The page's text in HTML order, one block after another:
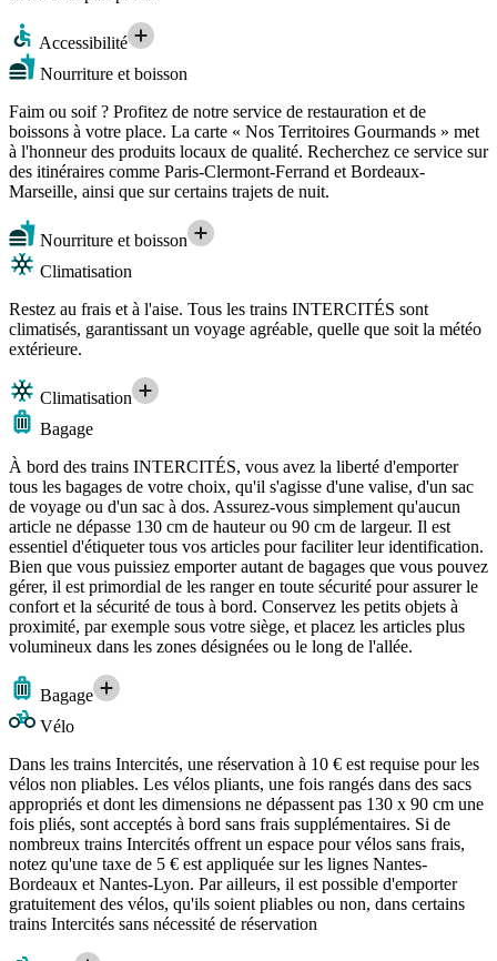
Accessibilité
Nourriture et boisson
Faim ou soif ? Profitez de notre service de restauration et de
boissons à votre place. La carte « Nos Territoires Gourmands » met
à l'honneur des produits locaux de qualité. Recherchez ce service sur
des itinéraires comme Paris-Clermont-Ferrand et Bordeaux-
Marseille, ainsi que sur certains trajets de nuit.
Nourriture et boisson
Climatisation
Restez au frais et à l'aise. Tous les trains INTERCITÉS sont
climatisés, garantissant un voyage agréable, quelle que soit la météo
extérieure.
Climatisation
Bagage
À bord des trains INTERCITÉS, vous avez la liberté d'emporter
tous les bagages de votre choix, qu'il s'agisse d'une valise, d'un sac
de voyage ou d'un sac à dos. Assurez-vous simplement qu'aucun
article ne dépasse 130 cm de hauteur ou 90 cm de largeur. Il est
essentiel d'étiqueter tous vos articles pour faciliter leur identification.
Bien que vous puissiez emporter autant de bagages que vous pouvez
gérer, il est primordial de les ranger en toute sécurité pour assurer le
confort et la sécurité de tous à bord. Conservez les petits objets à
proximité, par exemple sous votre siège, et placez les articles plus
volumineux dans les zones désignées ou le long de l'allée.
Bagage
Vélo
Dans les trains Intercités, une réservation à 10 € est requise pour les
vélos non pliables. Les vélos pliants, une fois rangés dans des sacs
appropriés et dont les dimensions ne dépassent pas 130 x 90 cm une
fois pliés, sont acceptés à bord sans frais supplémentaires. Si de
nombreux trains Intercités offrent un espace pour vélos sans frais,
notez qu'une taxe de 5 € est appliquée sur les lignes Nantes-
Bordeaux et Nantes-Lyon. Par ailleurs, il est possible d'emporter
gratuitement des vélos, qu'ils soient pliables ou non, dans certains
trains Intercités sans nécessité de réservation